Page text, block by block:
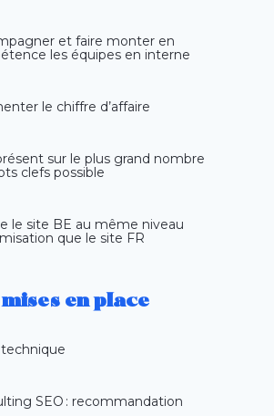
et faire monter en
les équipes en interne
le chiffre d’affaire
sur le plus grand nombre
clefspossible
le site BE au même niveau
que le site FR
en place
technique
SEO : recommandation